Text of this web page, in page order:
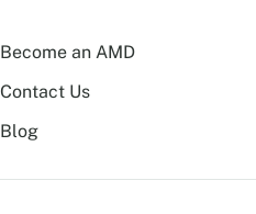
Become an AMD
Contact Us
Blog